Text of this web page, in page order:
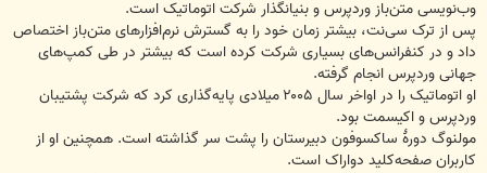
وب‌نویسی متن‌باز وردپرس و بنیانگذار شرکت اتوماتیک است.
پس از ترک سی‌نت، بیشتر زمان خود را به گسترش نرم‌افزارهای متن‌باز اختصاص
داد و در کنفرانس‌های بسیاری شرکت کرده است که بیشتر در طی کمپ‌های
جهانی وردپرس انجام گرفته.
او اتوماتیک را در اواخر سال ۲۰۰۵ میلادی پایه‌گذاری کرد که شرکت پشتیبان
وردپرس و اکیسمت بود.
مولنوگ دورهٔ ساکسوفون دبیرستان را پشت سر گذاشته است. همچنین او از
کاربران صفحه‌کلید دواراک است.